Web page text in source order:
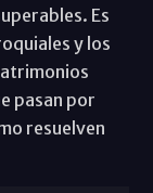
Es
y los
pasan por
resuelven